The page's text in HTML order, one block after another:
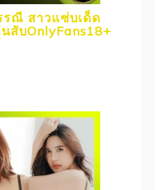
รณี สาวแซ่บเด็ด
สับOnlyFans18+